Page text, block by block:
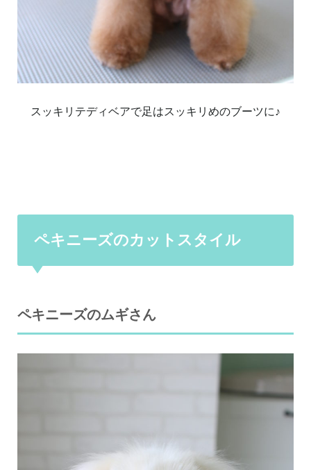
スッキリテディベアで足はスッキリめのブーツに♪
ペキニーズのカットスタイル
ペキニーズのムギさん